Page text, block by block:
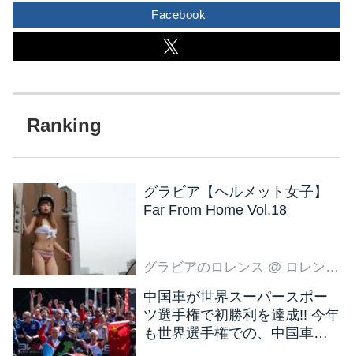
Facebook
グラビア【ヘルメット女子】
Far From Home Vol.18
グラビアのロレンス @ ロレンス編集部
中国車が世界スーパースポー
ツ選手権で初勝利を達成!! 今年
も世界選手権での、中国車の